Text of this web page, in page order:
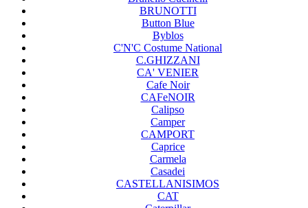
BRUNOTTI
Button Blue
Byblos
C'N'C Costume National
C.GHIZZANI
CA' VENIER
Cafe Noir
CAFeNOIR
Calipso
Camper
CAMPORT
Caprice
Carmela
Casadei
CASTELLANISIMOS
CAT